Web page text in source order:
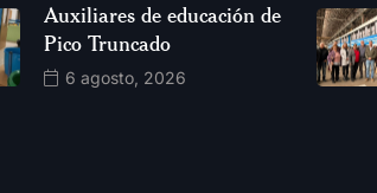
Auxiliares de educación de
Pico Truncado
6 agosto, 2026